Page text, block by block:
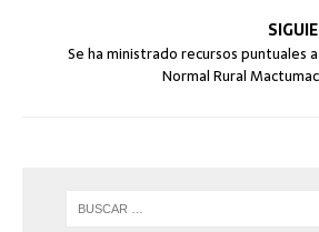
Se ha ministrado recursos puntuales a
Normal Rural